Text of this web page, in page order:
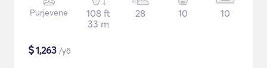
Purjevene
108 ft
33 m
28 10 10
$1,263 /yö